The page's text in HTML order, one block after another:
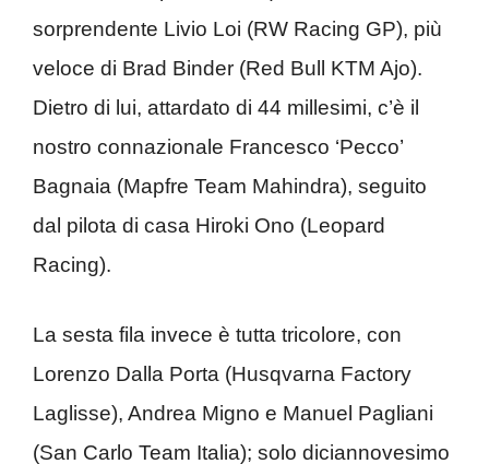
sorprendente Livio Loi (RW Racing GP), più
veloce di Brad Binder (Red Bull KTM Ajo).
Dietro di lui, attardato di 44 millesimi, c’è il
nostro connazionale Francesco ‘Pecco’
Bagnaia (Mapfre Team Mahindra), seguito
dal pilota di casa Hiroki Ono (Leopard
Racing).
La sesta fila invece è tutta tricolore, con
Lorenzo Dalla Porta (Husqvarna Factory
Laglisse), Andrea Migno e Manuel Pagliani
(San Carlo Team Italia); solo diciannovesimo